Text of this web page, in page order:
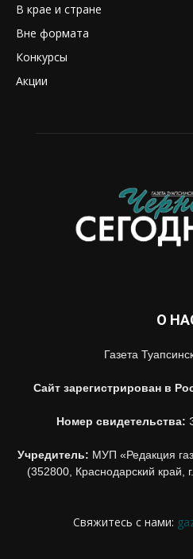
В крае и стране
Вне формата
Конкурсы
Акции
О
Газета
Сайт зарегистрирован в
Номер свидетельства:
Учредитель: МУП «Редакция
(352800, Краснодарский край,
Свяжитесь с нами: